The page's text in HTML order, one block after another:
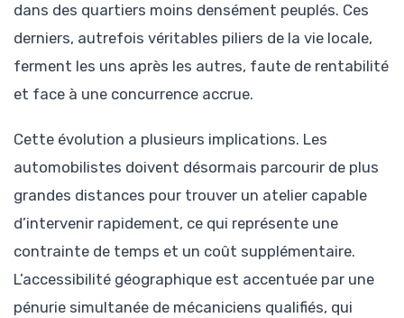
dans des quartiers moins densément peuplés. Ces
derniers, autrefois véritables piliers de la vie locale,
ferment les uns après les autres, faute de rentabilité
et face à une concurrence accrue.
Cette évolution a plusieurs implications. Les
automobilistes doivent désormais parcourir de plus
grandes distances pour trouver un atelier capable
d’intervenir rapidement, ce qui représente une
contrainte de temps et un coût supplémentaire.
L’accessibilité géographique est accentuée par une
pénurie simultanée de mécaniciens qualifiés, qui